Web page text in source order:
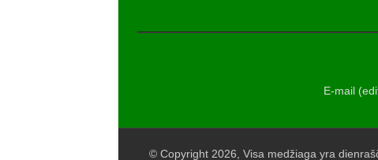
E-mail
© Copyright 2026, Visa medžiaga yra